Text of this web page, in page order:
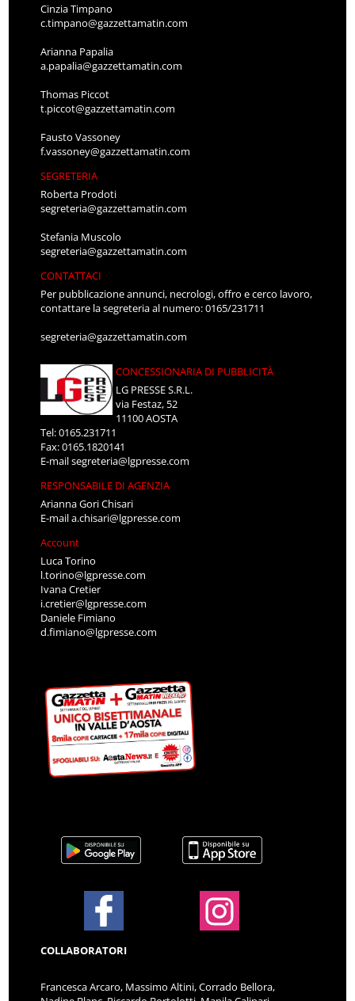
Cinzia Timpano
c.timpano@gazzettamatin.com
Arianna Papalia
a.papalia@gazzettamatin.com
Thomas Piccot
t.piccot@gazzettamatin.com
Fausto Vassoney
f.vassoney@gazzettamatin.com
SEGRETERIA
Roberta Prodoti
segreteria@gazzettamatin.com
Stefania Muscolo
segreteria@gazzettamatin.com
CONTATTACI
Per pubblicazione annunci, necrologi, offro e cerco lavoro,
contattare la segreteria al numero: 0165/231711
segreteria@gazzettamatin.com
CONCESSIONARIA DI PUBBLICITÀ
LG PRESSE S.R.L.
via Festaz, 52
11100 AOSTA
Tel: 0165.231711
Fax: 0165.1820141
E-mailsegreteria@lgpresse.com
RESPONSABILE DI AGENZIA
Arianna Gori Chisari
E-maila.chisari@lgpresse.com
Account
Luca Torino
l.torino@lgpresse.com
Ivana Cretier
i.cretier@lgpresse.com
Daniele Fimiano
d.fimiano@lgpresse.com
COLLABORATORI
Francesca Arcaro, Massimo Altini, Corrado Bellora,